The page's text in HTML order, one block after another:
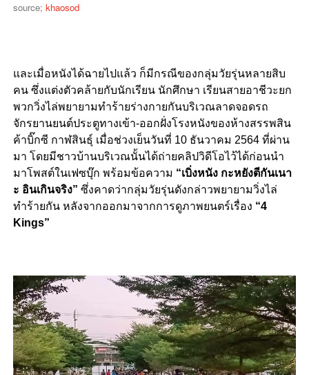
source; khaosod
และเมื่อหนังได้ฉายไปแล้ว ก็มีกรณีของกลุ่มวัยรุ่นหลายสิบ
คน ซึ่งแต่งตัวคล้ายกับนักเรียน นักศึกษา เรียนสายอาชีวะยก
พวกวิ่งไล่พยายามทำร้ายร่างกายกันบริเวณลาดจอดรถ
จักรยานยนต์ประตูทางเข้า-ออกฝั่งโรงหนังของห้างสรรพสิน
ค้าบิ๊กซี กาฬสินธุ์ เมื่อช่วงเย็นวันที่ 10 ธันวาคม 2564 ที่ผ่าน
มา โดยมีชาวบ้านบริเวณนั้นได้ถ่ายคลิปวิดีโอไว้ได้ก่อนนำ
มาโพสต์ในเฟซบุ๊ก พร้อมข้อความ “เบิ่งหนัง กะหยังตีกันเนา
ะ อินเกินจริง” ซึ่งคาดว่ากลุ่มวัยรุ่นดังกล่าวพยายามวิ่งไล่
ทำร้ายกัน หลังจากออกมาจากการดูภาพยนตร์เรื่อง “4
Kings”